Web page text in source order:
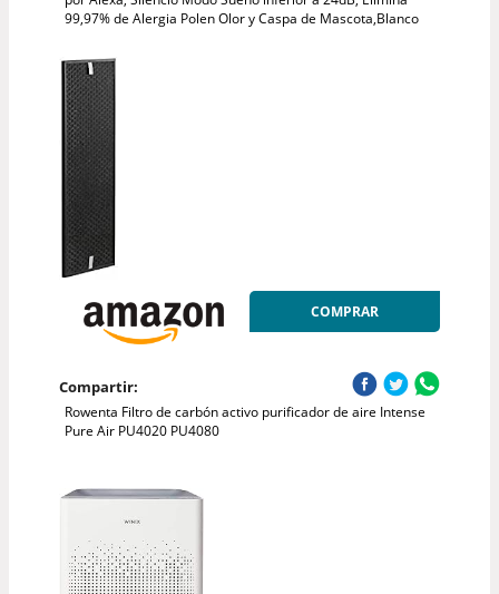
99,97% de Alergia Polen Olor y Caspa de Mascota,Blanco
COMPRAR
Compartir:
Rowenta Filtro de carbón activo purificador de aire Intense
Pure Air PU4020 PU4080